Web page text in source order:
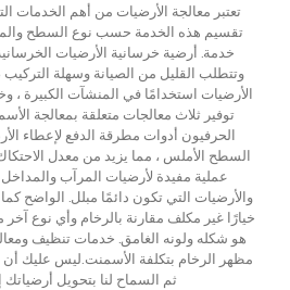
تعتبر معالجة الأرضيات من أهم الخدمات
تقسيم هذه الخدمة حسب نوع السطح
خدمة. أرضية خرسانية الأرضيات
وتتطلب القليل من الصيانة وسهلة التركيب
الأرضيات استخدامًا في المنشآت الكبيرة ،
توفير ثلاث معالجات متعلقة بمعالجة
الحرفيون أدوات مطرقة الدفع لإعطاء
السطح الأملس ، مما يزيد من معدل الاحتكاك
عملية مفيدة لأرضيات المرآب
والأرضيات التي تكون دائمًا مبلل. الواضح
خيارًا غير مكلف مقارنة بالرخام وأي نوع آخر
هو شكله ولونه الغامق. خدمات تنظيف
مظهر الرخام بتكلفة الأسمنت.ليس عليك
ثم السماح لنا بتحويل